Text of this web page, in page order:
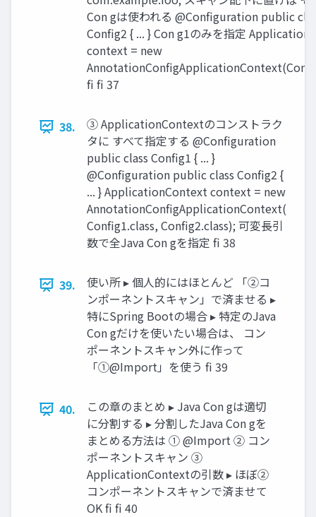
Con gは使われる @Configuration public
Config2 { ... } Con g1のみを指定
context = new
fi fi 37
38.
③ ApplicationContextのコンストラク
タに すべて指定する @Configuration
public class Config1 { ... }
@Configuration public class Config2 {
... } ApplicationContext context = new
AnnotationConfigApplicationContext(
Config1.class, Config2.class); 可変長引
数で全Java Con gを指定 fi 38
39.
使い所 ▸ 個人的にはほとんど 「②コ
ンポーネントスキャン」で済ませる ▸
特にSpring Bootの場合 ▸ 特定のJava
Con gだけを使いたい場合は、 コン
ポーネントスキャン外に作って
「①@Import」を使う fi 39
40.
この章のまとめ ▸ Java Con gは適切
に分割する ▸ 分割したJava Con gを
まとめる方法は ① @Import ② コン
ポーネントスキャン ③
ApplicationContextの引数 ▸ ほぼ②
コンポーネントスキャンで済ませて
OK fi fi 40